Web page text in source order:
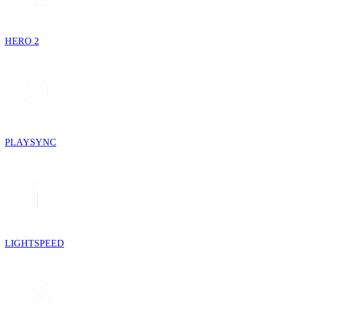
HERO 2
PLAYSYNC
LIGHTSPEED